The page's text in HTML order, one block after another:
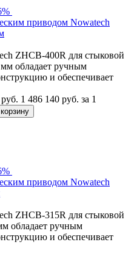
приводом Nowatech
ZHCB-400R для стыковой
обладает ручным
и обеспечивает
1 486 140 руб. за 1
приводом Nowatech
ZHCB-315R для стыковой
обладает ручным
и обеспечивает